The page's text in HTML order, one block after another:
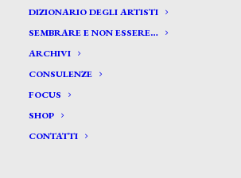
DIZIONARIO DEGLI ARTISTI
SEMBRARE E NON ESSERE…
ARCHIVI
CONSULENZE
FOCUS
SHOP
CONTATTI
Castaldini Luciano*
CASTALDINI LUCIANO